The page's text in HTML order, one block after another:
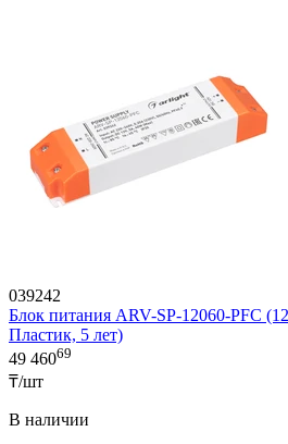
039242
Блок питания ARV-SP-12060-PFC
Пластик, 5 лет)
49 46069
₸/шт
В наличии